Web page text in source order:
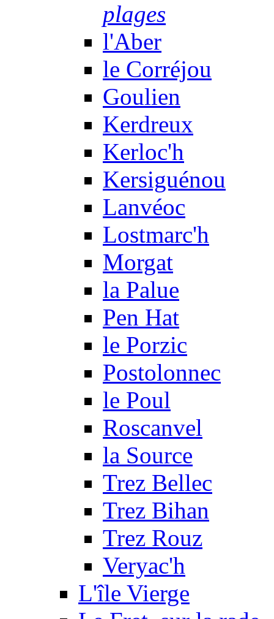
plages
l'Aber
le Corréjou
Goulien
Kerdreux
Kerloc'h
Kersiguénou
Lanvéoc
Lostmarc'h
Morgat
la Palue
Pen Hat
le Porzic
Postolonnec
le Poul
Roscanvel
la Source
Trez Bellec
Trez Bihan
Trez Rouz
Veryac'h
L'île Vierge